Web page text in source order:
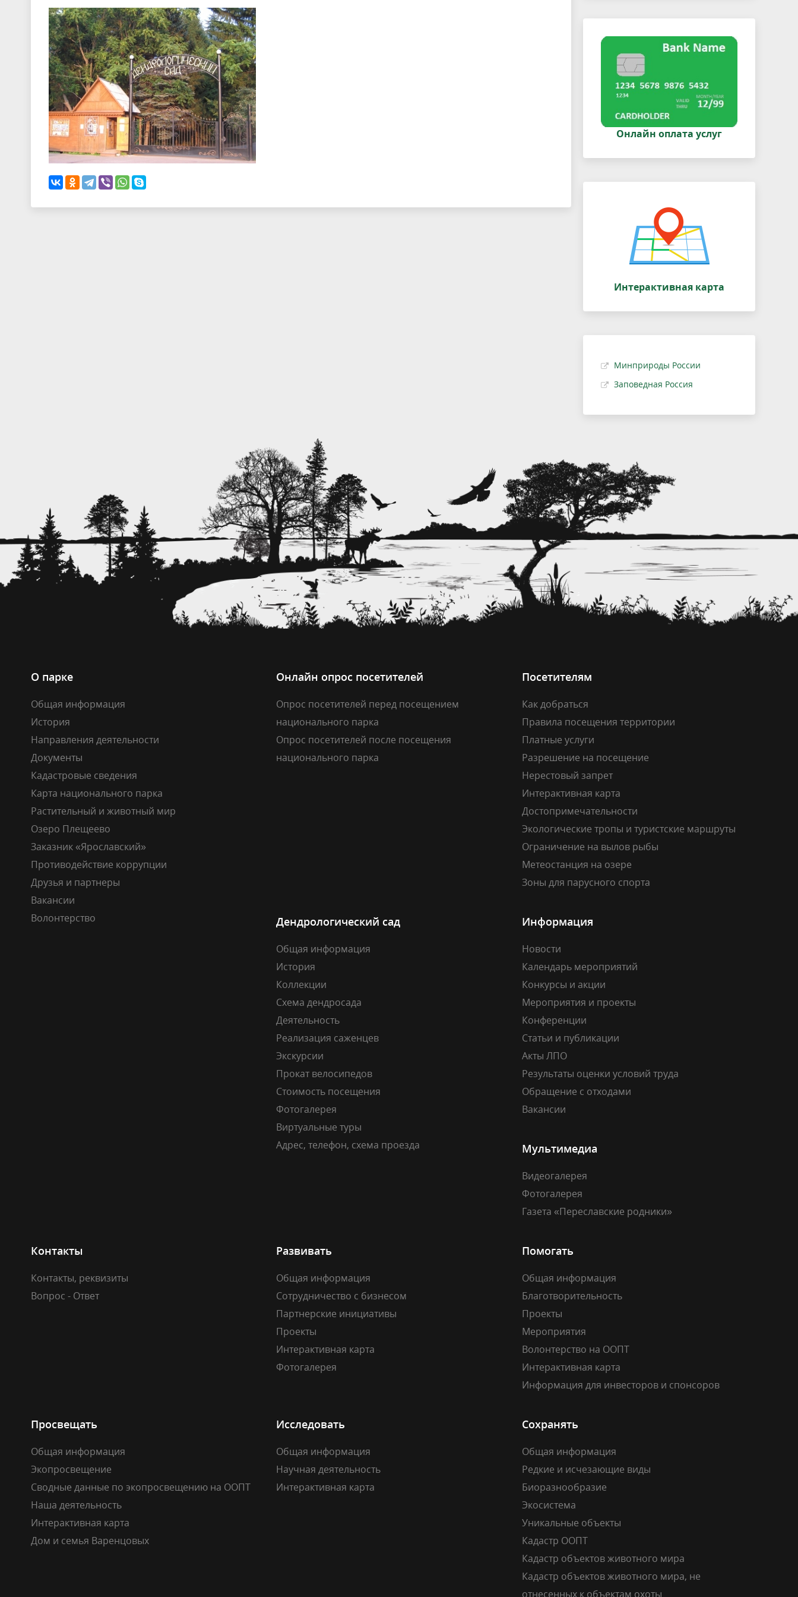
Онлайн оплата услуг
Интерактивная карта
Минприроды России
Заповедная Россия
О парке
Общая информация
История
Направления деятельности
Документы
Кадастровые сведения
Карта национального парка
Растительный и животный мир
Озеро Плещеево
Заказник «Ярославский»
Противодействие коррупции
Друзья и партнеры
Вакансии
Волонтерство
Онлайн опрос посетителей
Опрос посетителей перед посещением
национального парка
Опрос посетителей после посещения
национального парка
Посетителям
Как добраться
Правила посещения территории
Платные услуги
Разрешение на посещение
Нерестовый запрет
Интерактивная карта
Достопримечательности
Экологические тропы и туристские маршруты
Ограничение на вылов рыбы
Метеостанция на озере
Зоны для парусного спорта
Дендрологический сад
Общая информация
История
Коллекции
Схема дендросада
Деятельность
Реализация саженцев
Экскурсии
Прокат велосипедов
Стоимость посещения
Фотогалерея
Виртуальные туры
Адрес, телефон, схема проезда
Информация
Новости
Календарь мероприятий
Конкурсы и акции
Мероприятия и проекты
Конференции
Статьи и публикации
Акты ЛПО
Результаты оценки условий труда
Обращение с отходами
Вакансии
Мультимедиа
Видеогалерея
Фотогалерея
Газета «Переславские родники»
Контакты
Контакты, реквизиты
Вопрос - Ответ
Развивать
Общая информация
Сотрудничество с бизнесом
Партнерские инициативы
Проекты
Интерактивная карта
Фотогалерея
Помогать
Общая информация
Благотворительность
Проекты
Мероприятия
Волонтерство на ООПТ
Интерактивная карта
Информация для инвесторов и спонсоров
Просвещать
Общая информация
Экопросвещение
Сводные данные по экопросвещению на ООПТ
Наша деятельность
Интерактивная карта
Дом и семья Варенцовых
Исследовать
Общая информация
Научная деятельность
Интерактивная карта
Сохранять
Общая информация
Редкие и исчезающие виды
Биоразнообразие
Экосистема
Уникальные объекты
Кадастр ООПТ
Кадастр объектов животного мира
Кадастр объектов животного мира, не
отнесенных к объектам охоты